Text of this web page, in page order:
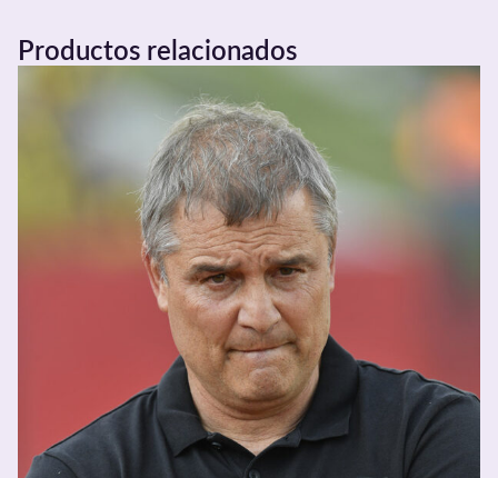
Productos relacionados